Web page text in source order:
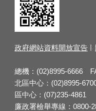
政府網站資料開放宣告
總機：(02)8995-6666
北區中心：(02)8995-
區中心：(07)235-4861
廉政署檢舉專線：0800-